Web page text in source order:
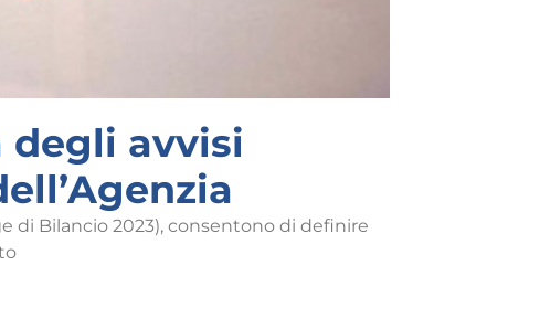
degli avvisi
di Bilancio 2023), consentono di definire